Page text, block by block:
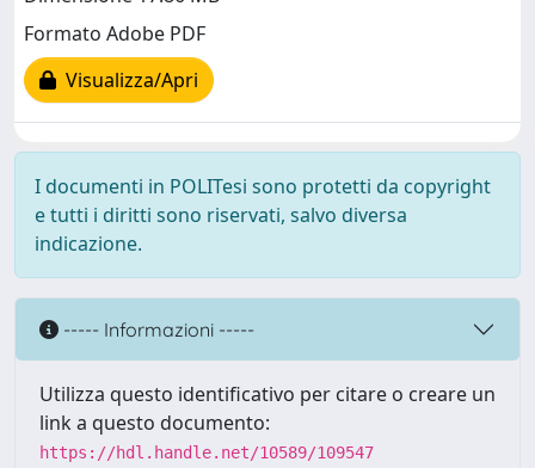
Formato Adobe PDF
Visualizza/Apri
I documenti in POLITesi sono protetti da copyright
e tutti i diritti sono riservati, salvo diversa
indicazione.
----- Informazioni -----
Utilizza questo identificativo per citare o creare un
link a questo documento:
https://hdl.handle.net/10589/109547